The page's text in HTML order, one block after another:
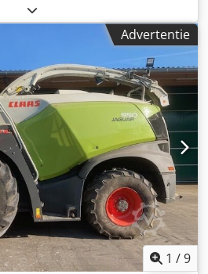
Advertentie
1 /9